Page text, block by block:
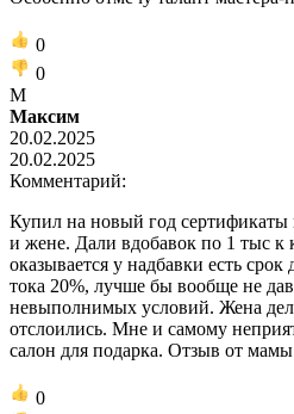
0
0
М
Максим
20.02.2025
20.02.2025
Комментарий:
Купил на новый год
и жене. Дали вдобавок по 1 тыс к
оказывается у надбавки есть
тока 20%, лучше бы вообще не
невыполнимых условий. Жена
отслоились. Мне и самому
салон для подарка. Отзыв от
0